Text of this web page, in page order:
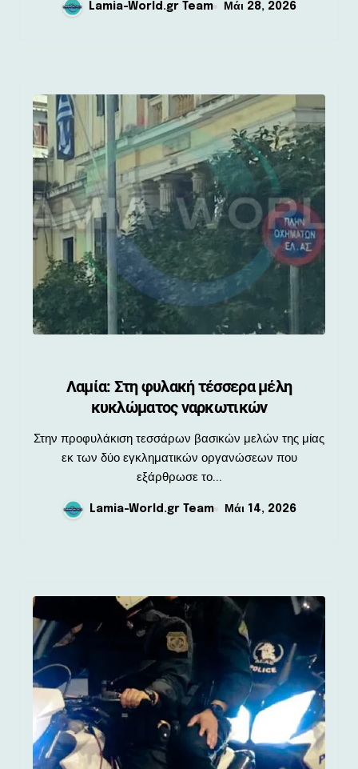
Lamia-World.gr Team Μάι 28, 2026
Λαμία: Στη φυλακή τέσσερα μέλη
κυκλώματος ναρκωτικών
Στην προφυλάκιση τεσσάρων βασικών μελών της μίας
εκ των δύο εγκληματικών οργανώσεων που
εξάρθρωσε το...
Lamia-World.gr Team Μάι 14, 2026